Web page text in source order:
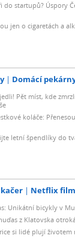
do startupů? Úspory
jen o cigaretách a
Domácí
Pět míst, kde
koláče:
letní špendlíky do
Netflix
Unikátní bicykly v
z Klatovska
si lidé plují